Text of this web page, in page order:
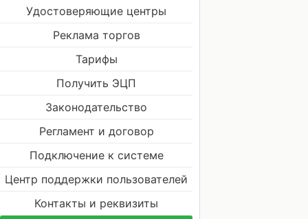
Удостоверяющие центры
Реклама торгов
Тарифы
Получить ЭЦП
Законодательство
Регламент и договор
Подключение к системе
Центр поддержки пользователей
Контакты и реквизиты